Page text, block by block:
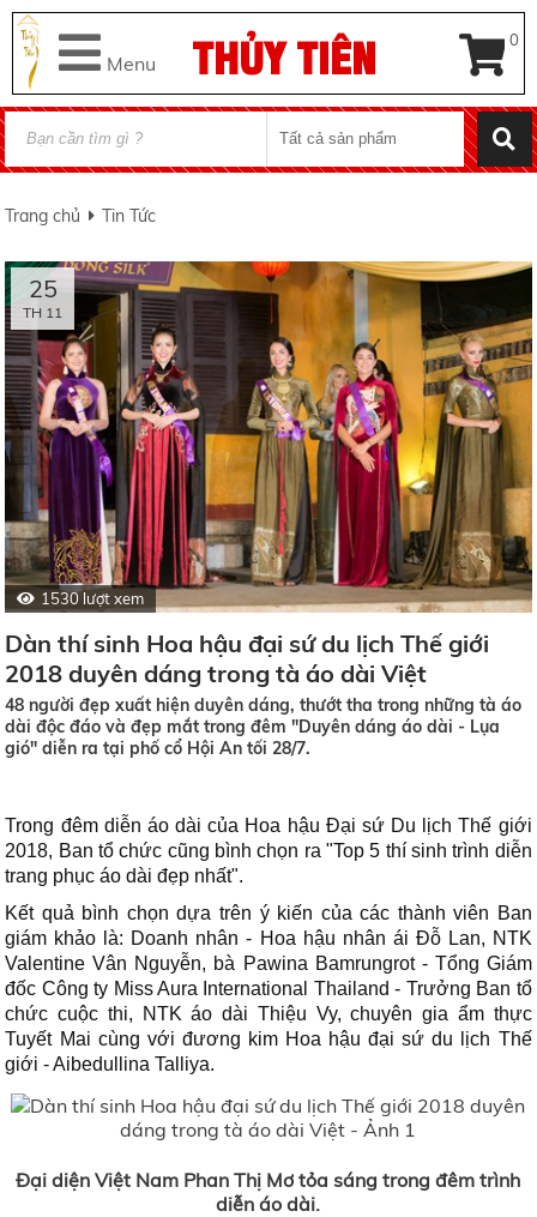
Menu THỦY TIÊN 0
Trang chủ Tin Tức
25
TH 11
1530 lượt xem
Dàn thí sinh Hoa hậu đại sứ du lịch Thế giới
2018 duyên dáng trong tà áo dài Việt
48 người đẹp xuất hiện duyên dáng, thướt tha trong những tà áo
dài độc đáo và đẹp mắt trong đêm "Duyên dáng áo dài - Lụa
gió" diễn ra tại phố cổ Hội An tối 28/7.
Trong đêm diễn áo dài của Hoa hậu Đại sứ Du lịch Thế giới
2018, Ban tổ chức cũng bình chọn ra "Top 5 thí sinh trình diễn
trang phục áo dài đẹp nhất".
Kết quả bình chọn dựa trên ý kiến của các thành viên Ban
giám khảo là: Doanh nhân - Hoa hậu nhân ái Đỗ Lan, NTK
Valentine Vân Nguyễn, bà Pawina Bamrungrot - Tổng Giám
đốc Công ty Miss Aura International Thailand - Trưởng Ban tổ
chức cuộc thi, NTK áo dài Thiệu Vy, chuyên gia ẩm thực
Tuyết Mai cùng với đương kim Hoa hậu đại sứ du lịch Thế
giới - Aibedullina Talliya.
Đại diện Việt Nam Phan Thị Mơ tỏa sáng trong đêm trình
diễn áo dài.